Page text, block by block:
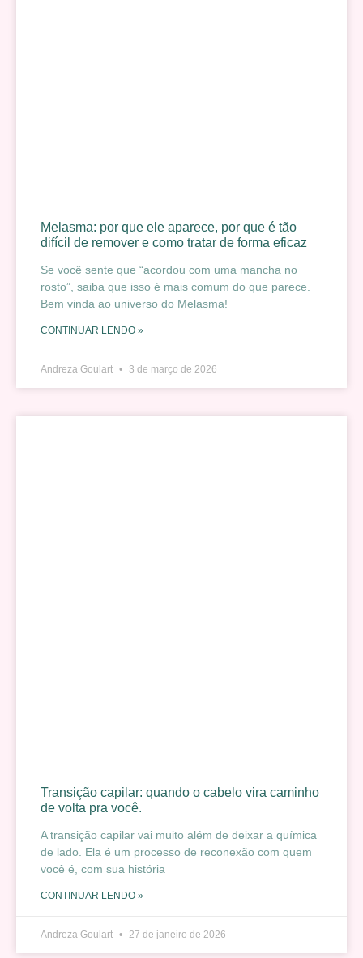
Melasma: por que ele aparece, por que é tão
difícil de remover e como tratar de forma eficaz
Se você sente que “acordou com uma mancha no
rosto”, saiba que isso é mais comum do que parece.
Bem vinda ao universo do Melasma!
CONTINUAR LENDO »
Andreza Goulart 3 de março de 2026
Transição capilar: quando o cabelo vira caminho
de volta pra você.
A transição capilar vai muito além de deixar a química
de lado. Ela é um processo de reconexão com quem
você é, com sua história
CONTINUAR LENDO »
Andreza Goulart 27 de janeiro de 2026